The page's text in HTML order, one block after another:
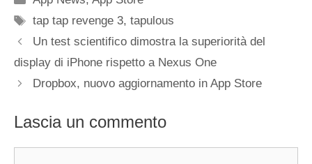
Tag
tap tap revenge 3,tapulous
Un test scientifico dimostra la superiorità del
display di iPhone rispetto a Nexus One
Dropbox, nuovo aggiornamento in App Store
Lascia un commento